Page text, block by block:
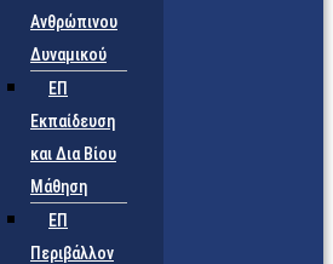
Ανθρώπινου
Δυναμικού
ΕΠ
Εκπαίδευση
και Δια Βίου
Μάθηση
ΕΠ
Περιβάλλον